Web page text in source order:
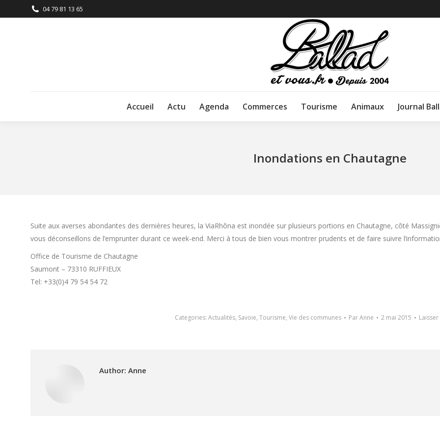
04 79 81 13 65
Accueil Actu Agenda Commerces Tourisme Animaux Journal
Inondations en Chautagne
Suite aux averses abondantes des dernières heures, la ViaRhôna est inondée sur plusieurs portions en Chautagne, côté
vous déconseillons de l’emprunter durant ce week-end. Merci à tous de bien vous montrer prudents et de faire suivre
Office de Tourisme de Chautagne
Saumont – 73310 RUFFIEUX
Tel: +33(0)4 79 54 54 72
Categories: Actualités, Savoie, Tourisme, Vie des communes ParAnne 2 mai 2015
Author: Anne